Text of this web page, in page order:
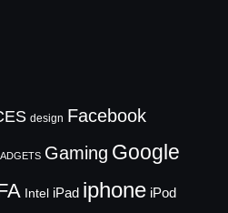
design Facebook
Gaming Google
Intel iPad iphone iPod